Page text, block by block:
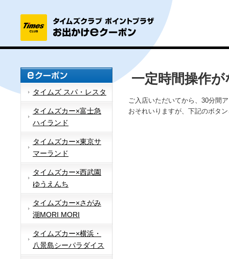
タイムズ スパ・レスタ
タイムズカー×富士急
ハイランド
タイムズカー×東京サ
マーランド
タイムズカー×西武園
ゆうえんち
タイムズカー×さがみ
湖MORI MORI
タイムズカー×横浜・
八景島シーパラダイス
一定時間操作
ご入店いただいてから、30分間
おそれいりますが、下記のボタ